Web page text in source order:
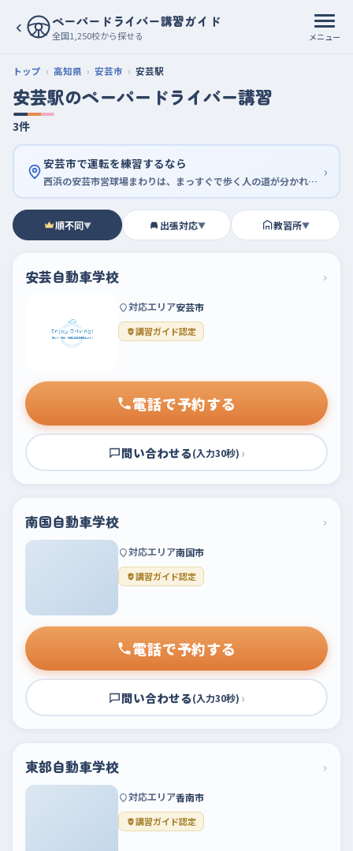
‹ ペーパードライバー講習ガイド
全国1,250校から探せる メニュー
トップ 高知県 安芸市 安芸駅
安芸駅のペーパードライバー講習
3件
安芸市で運転を練習するなら
西浜の安芸市営球場まわりは、まっすぐで歩く人の道が分かれている ›
順不同▼ 出張対応▼ 教習所▼
安芸自動車学校 ›
対応エリア安芸市
講習ガイド認定
電話で予約する
問い合わせる(入力30秒) ›
南国自動車学校 ›
対応エリア南国市
講習ガイド認定
電話で予約する
問い合わせる(入力30秒) ›
東部自動車学校 ›
対応エリア香南市
講習ガイド認定